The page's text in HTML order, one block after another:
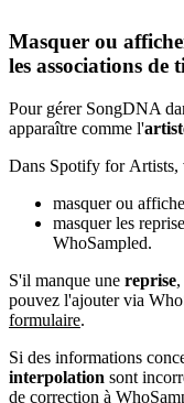
Masquer ou
les associations de
Pour gérer SongDNA
apparaître comme l'
Dans Spotify for Artists,
masquer ou
masquer les
WhoSampled.
S'il manque une reprise
pouvez l'ajouter via
formulaire.
Si des informations
interpolation sont
de correction à